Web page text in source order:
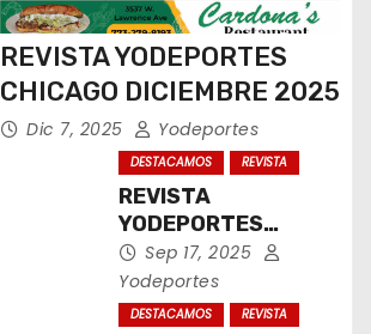
REVISTA YODEPORTES
CHICAGO DICIEMBRE 2025
Dic 7, 2025 Yodeportes
DESTACAMOS REVISTA
REVISTA
YODEPORTES
CHICAGO
SEPTIEMBRE 2025
Sep 17, 2025
Yodeportes
DESTACAMOS REVISTA